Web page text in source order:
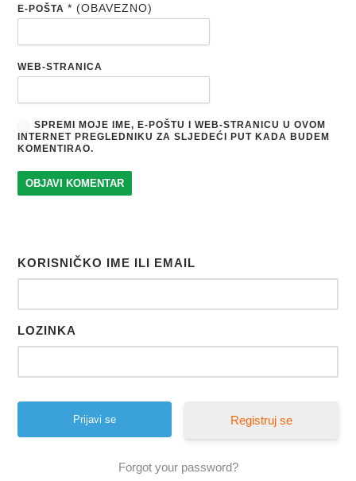
E-POŠTA* (OBAVEZNO)
WEB-STRANICA
SPREMI MOJE IME, E-POŠTU I WEB-STRANICU U OVOM
INTERNET PREGLEDNIKU ZA SLJEDEĆI PUT KADA BUDEM
KOMENTIRAO.
KORISNIČKO IME ILI EMAIL
LOZINKA
Registruj se
Forgot your password?